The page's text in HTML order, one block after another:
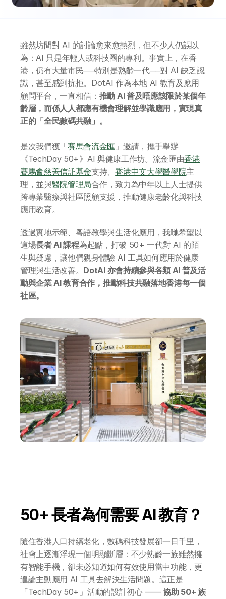
雖然坊間對 AI 的討論愈來愈熱烈，但不少人仍誤以
為：AI 只是年輕人或科技圈的專利。事實上，在香
港，仍有大量市民──特別是熟齡一代──對 AI 缺乏認
識，甚至感到抗拒。DotAI 作為本地 AI 教育及應用
顧問平台，一直相信： 推動 AI 普及唔應該限於某個年
齡層，而係人人都應有機會理解並學識應用，實現真
正的「全民數碼共融」。
是次我們獲「賽馬會流金匯 」邀請，攜手舉辦
《TechDay 50+》AI 與健康工作坊。流金匯由香港
賽馬會慈善信託基金支持、香港中文大學醫學院主
理，並與醫院管理局合作，致力為中年以上人士提供
跨專業醫療與社區照顧支援，推動健康老齡化與科技
應用教育。
透過實地示範、粵語教學與生活化應用，我哋希望以
這場長者 AI 課程為起點，打破 50+ 一代對 AI 的陌
生與疑慮，讓他們親身體驗 AI 工具如何應用於健康
管理與生活改善。 DotAI 亦會持續參與各類 AI 普及活
動與企業 AI 教育合作，推動科技共融落地香港每一個
社區。
50+ 長者為何需要 AI 教育？
隨住香港人口持續老化，數碼科技發展卻一日千里，
社會上逐漸浮現一個明顯斷層：不少熟齡一族雖然擁
有智能手機，卻未必知道如何有效使用當中功能，更
遑論主動應用 AI 工具去解決生活問題。這正是
「TechDay 50+」活動的設計初心 —— 協助 50+ 族